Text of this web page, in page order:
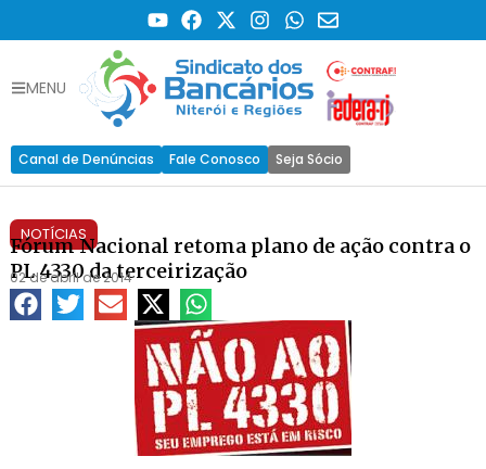
MENU
Canal de Denúncias Fale Conosco Seja Sócio
NOTÍCIAS
Fórum Nacional retoma plano de ação contra o
PL 4330 da terceirização
02 de abril de 2014